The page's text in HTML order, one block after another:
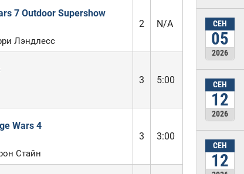
7 Outdoor Supershow
2
N/A
Лэндлесс
3
5:00
Wars 4
3
3:00
Стайн
СЕН
05
2026
СЕН
12
2026
СЕН
12